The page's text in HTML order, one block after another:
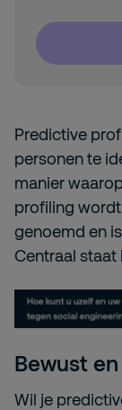
Predictive
personen te
manier
profiling
genoemd en
Centraal
Bewust
Wil je